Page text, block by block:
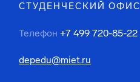
СТУДЕНЧЕСКИЙ ОФИС
Телефон +7 499 720-85-22
depedu@miet.ru